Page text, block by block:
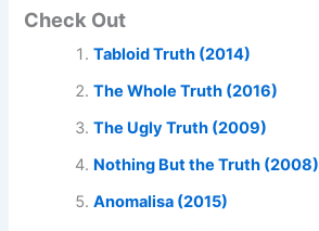
Check Out
Tabloid Truth (2014)
The Whole Truth (2016)
The Ugly Truth (2009)
Nothing But the Truth (2008)
Anomalisa (2015)